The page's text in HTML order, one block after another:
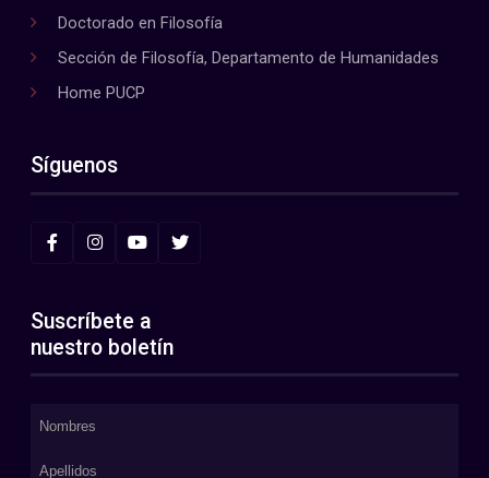
Doctorado en Filosofía
Sección de Filosofía, Departamento de Humanidades
Home PUCP
Síguenos
Suscríbete a
nuestro boletín